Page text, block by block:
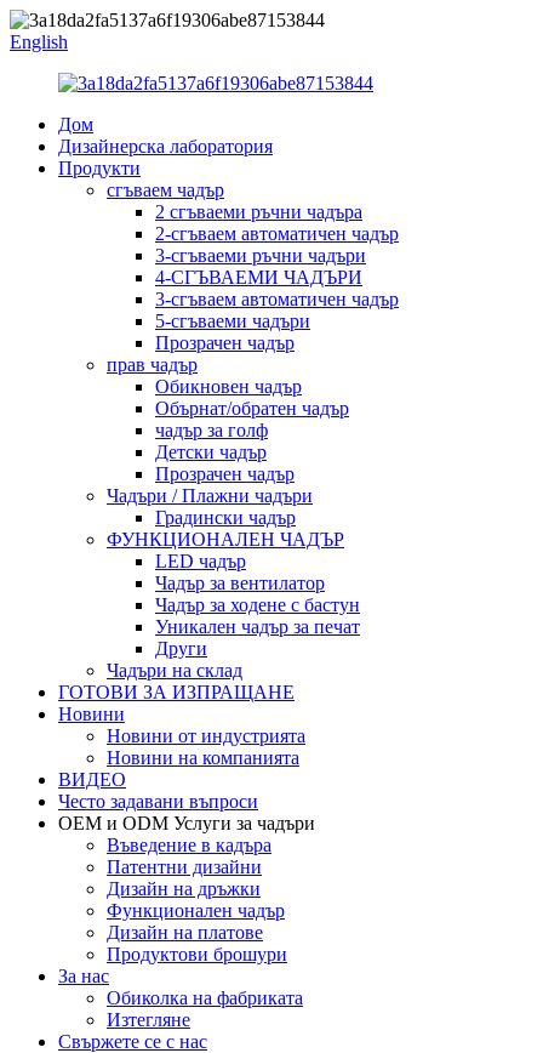
English
Дом
Дизайнерска лаборатория
Продукти
сгъваем чадър
2 сгъваеми ръчни чадъра
2-сгъваем автоматичен чадър
3-сгъваеми ръчни чадъри
4-СГЪВАЕМИ ЧАДЪРИ
3-сгъваем автоматичен чадър
5-сгъваеми чадъри
Прозрачен чадър
прав чадър
Обикновен чадър
Обърнат/обратен чадър
чадър за голф
Детски чадър
Прозрачен чадър
Чадъри / Плажни чадъри
Градински чадър
ФУНКЦИОНАЛЕН ЧАДЪР
LED чадър
Чадър за вентилатор
Чадър за ходене с бастун
Уникален чадър за печат
Други
Чадъри на склад
ГОТОВИ ЗА ИЗПРАЩАНЕ
Новини
Новини от индустрията
Новини на компанията
ВИДЕО
Често задавани въпроси
OEM и ODM Услуги за чадъри
Въведение в кадъра
Патентни дизайни
Дизайн на дръжки
Функционален чадър
Дизайн на платове
Продуктови брошури
За нас
Обиколка на фабриката
Изтегляне
Свържете се с нас